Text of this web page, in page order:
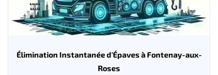
Élimination Instantanée d'Épaves à Fontenay-aux-
Roses